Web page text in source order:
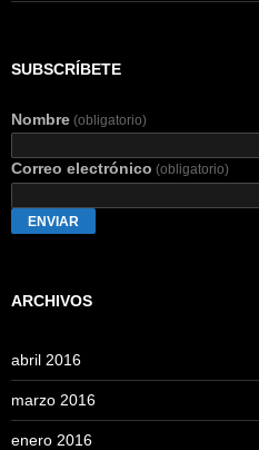
SUBSCRÍBETE
Nombre (obligatorio)
Correo electrónico (obligatorio)
ENVIAR
ARCHIVOS
abril 2016
marzo 2016
enero 2016